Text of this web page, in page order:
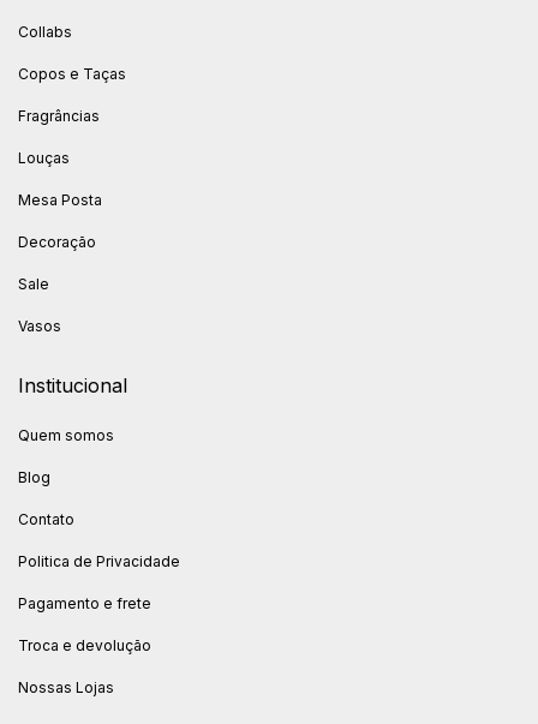
Collabs
Copos e Taças
Fragrâncias
Louças
Mesa Posta
Decoração
Sale
Vasos
Institucional
Quem somos
Blog
Contato
Politica de Privacidade
Pagamento e frete
Troca e devolução
Nossas Lojas